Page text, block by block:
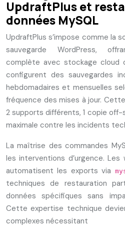
UpdraftPlus et
données MySQL
UpdraftPlus s’impose comme la
sauvegarde WordPress,
complète avec stockage cloud
configurent des sauvegardes
hebdomadaires et mensuelles
fréquence des mises à jour.
2 supports différents, 1 copie
maximale contre les incidents
La maîtrise des commandes
les interventions d’urgence.
automatisent les exports via
techniques de restauration
données spécifiques sans
Cette expertise technique
complexes nécessitant